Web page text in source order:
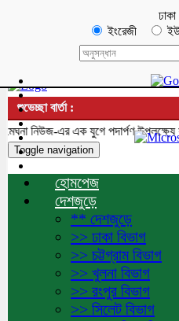
ঢাকা
ইংরেজী
শুভেচ্ছা বার্তা :
নিউজ-এর এক যুগে পদার্পণ উপলক্ষ্যে সকল
Toggle navigation
হোমপেজ
দেশজুড়ে
** দেশজুড়ে
>> ঢাকা বিভাগ
>> চট্টগ্রাম বিভাগ
>> খুলনা বিভাগ
>> রংপুর বিভাগ
>> সিলেট বিভাগ